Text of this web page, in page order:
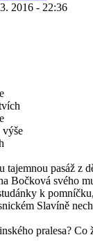
2016 - 22:36
výše
tajemnou pasáž z
Bočková svého
k
Slavíně
pralesa? Co